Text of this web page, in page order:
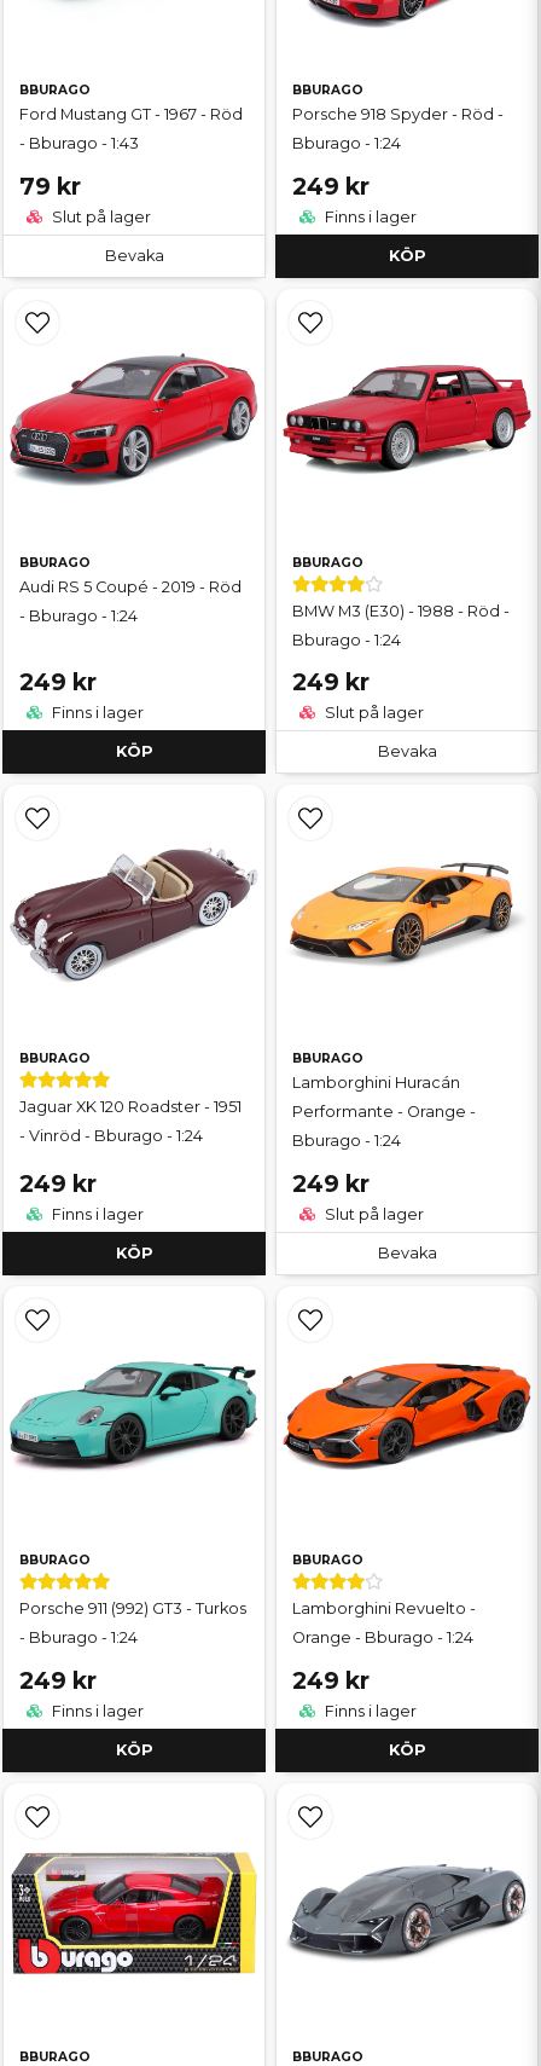
BBURAGO
Ford Mustang GT - 1967 - Röd
- Bburago - 1:43
79 kr
Slut på lager
Bevaka
BBURAGO
Porsche 918 Spyder - Röd -
Bburago - 1:24
249 kr
Finns i lager
KÖP
BBURAGO
Audi RS 5 Coupé - 2019 - Röd
- Bburago - 1:24
249 kr
Finns i lager
KÖP
BBURAGO
BMW M3 (E30) - 1988 - Röd -
Bburago - 1:24
249 kr
Slut på lager
Bevaka
BBURAGO
Jaguar XK 120 Roadster - 1951
- Vinröd - Bburago - 1:24
249 kr
Finns i lager
KÖP
BBURAGO
Lamborghini Huracán
Performante - Orange -
Bburago - 1:24
249 kr
Slut på lager
Bevaka
BBURAGO
Porsche 911 (992) GT3 - Turkos
- Bburago - 1:24
249 kr
Finns i lager
KÖP
BBURAGO
Lamborghini Revuelto -
Orange - Bburago - 1:24
249 kr
Finns i lager
KÖP
BBURAGO BBURAGO